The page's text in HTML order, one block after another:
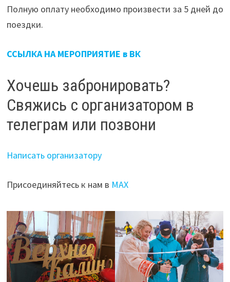
Полную оплату необходимо произвести за 5 дней до
поездки.
ССЫЛКА НА МЕРОПРИЯТИЕ в ВК
Хочешь забронировать?
Свяжись с организатором в
телеграм или позвони
Написать организатору
Присоединяйтесь к нам в МАХ